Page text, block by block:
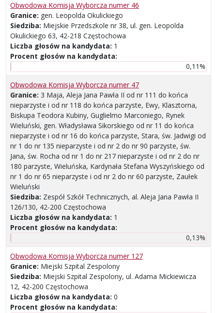
Obwodowa Komisja Wyborcza numer 46
Granice: gen. Leopolda Okulickiego
Siedziba: Miejskie Przedszkole nr 38, ul. gen. Leopolda
Okulickiego 63, 42-218 Częstochowa
Liczba głosów na kandydata: 1
Procent głosów na kandydata:
0,11%
Obwodowa Komisja Wyborcza numer 47
Granice: 3 Maja, Aleja Jana Pawła II od nr 111 do końca
nieparzyste i od nr 118 do końca parzyste, Ewy, Klasztorna,
Biskupa Teodora Kubiny, Guglielmo Marconiego, Rynek
Wieluński, gen. Władysława Sikorskiego od nr 11 do końca
nieparzyste i od nr 16 do końca parzyste, Stara, św. Jadwigi od
nr 1 do nr 135 nieparzyste i od nr 2 do nr 90 parzyste, św.
Jana, św. Rocha od nr 1 do nr 217 nieparzyste i od nr 2 do nr
180 parzyste, Wieluńska, Kardynała Stefana Wyszyńskiego od
nr 1 do nr 65 nieparzyste i od nr 2 do nr 60 parzyste, Zaułek
Wieluński
Siedziba: Zespół Szkół Technicznych, al. Aleja Jana Pawła II
126/130, 42-200 Częstochowa
Liczba głosów na kandydata: 1
Procent głosów na kandydata:
0,13%
Obwodowa Komisja Wyborcza numer 127
Granice: Miejski Szpital Zespolony
Siedziba: Miejski Szpital Zespolony, ul. Adama Mickiewicza
12, 42-200 Częstochowa
Liczba głosów na kandydata: 0
Procent głosów na kandydata: